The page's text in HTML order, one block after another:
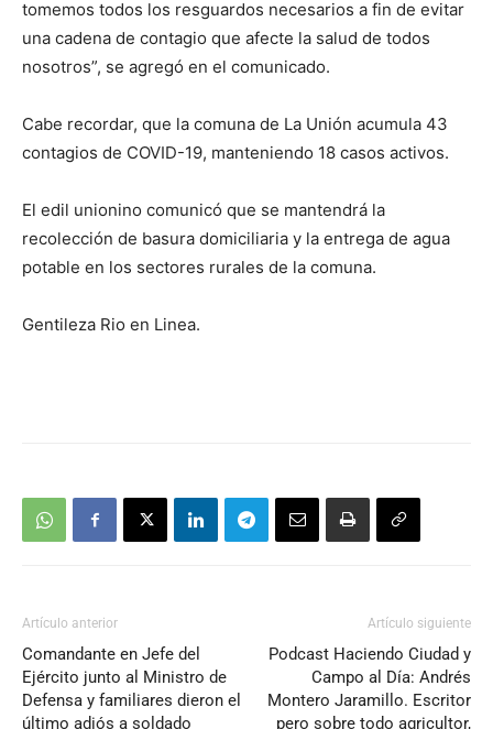
tomemos todos los resguardos necesarios a fin de evitar
una cadena de contagio que afecte la salud de todos
nosotros”, se agregó en el comunicado.
Cabe recordar, que la comuna de La Unión acumula 43
contagios de COVID-19, manteniendo 18 casos activos.
El edil unionino comunicó que se mantendrá la
recolección de basura domiciliaria y la entrega de agua
potable en los sectores rurales de la comuna.
Gentileza Rio en Linea.
Artículo anterior
Comandante en Jefe del
Ejército junto al Ministro de
Defensa y familiares dieron el
último adiós a soldado
Artículo siguiente
Podcast Haciendo Ciudad y
Campo al Día: Andrés
Montero Jaramillo. Escritor
pero sobre todo agricultor,